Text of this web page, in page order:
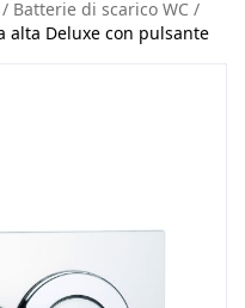
Batterie di scarico WC
alta Deluxe con pulsante